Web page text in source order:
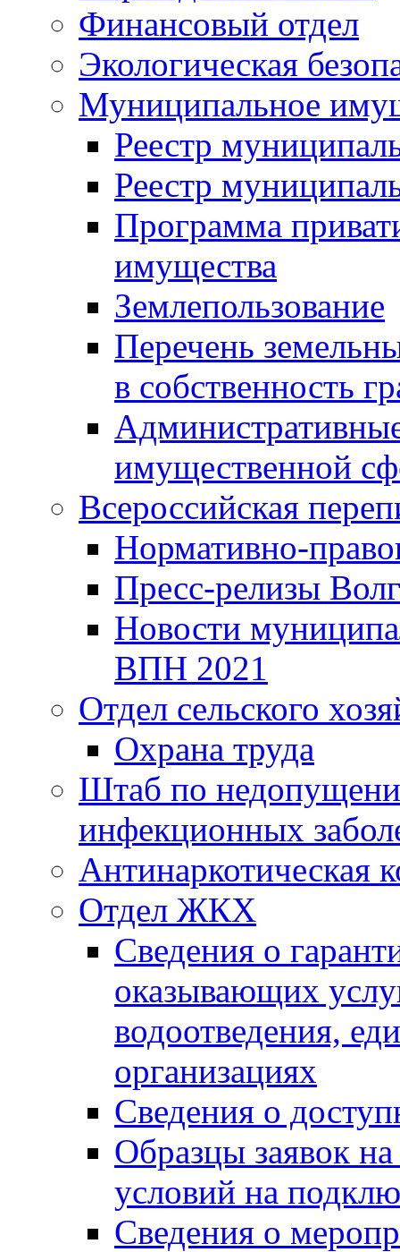
Финансовый отдел
Экологическая
Муниципальное
Реестр
Реестр
Программа
имущества
Землепользование
Перечень
в собственность
имущественной
Всероссийская
Нормативно-
Пресс-релизы
Новости
ВПН 2021
Отдел сельского
Охрана труда
Штаб по
инфекционных
Антинаркотическая
Отдел ЖКХ
Сведения о
оказывающих
водоотведения,
организациях
Сведения о
Образцы заявок
условий на
Сведения о